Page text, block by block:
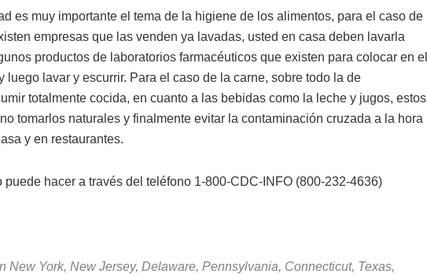
es muy importante el tema de la higiene de los alimentos, para el caso de
empresas que las venden ya lavadas, usted en casa deben lavarla
productos de laboratorios farmacéuticos que existen para colocar en el
luego lavar y escurrir. Para el caso de la carne, sobre todo la de
totalmente cocida, en cuanto a las bebidas como la leche y jugos, estos
tomarlos naturales y finalmente evitar la contaminación cruzada a la hora
y en restaurantes.
hacer a través del teléfono 1-800-CDC-INFO (800-232-4636)
New York, New Jersey, Delaware, Pennsylvania, Connecticut, Texas,